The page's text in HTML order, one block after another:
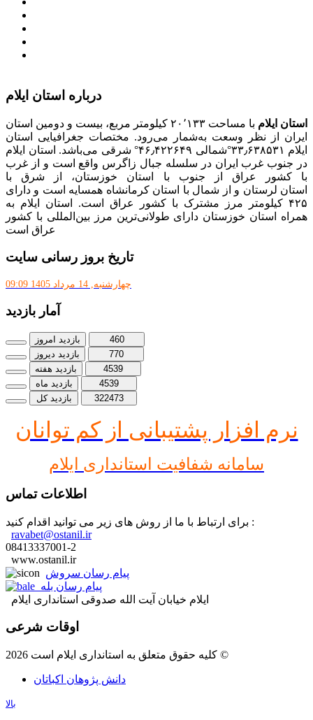
درباره استان ایلام
استان ایلام
با مساحت ۲۰٬۱۳۳ کیلومتر مربع، بیست و دومین استان
ایران از نظر وسعت به‌شمار می‌رود. مختصات جغرافیایی استان
ایلام ۳۳٫۶۳۸۵۳۱°شمالی ۴۶٫۴۲۲۶۴۹° شرقی می‌باشد. استان ایلام
در جنوب غرب ایران در سلسله جبال زاگرس واقع است و از غرب
با کشور عراق از جنوب با استان خوزستان، از شرق با
استان لرستان و از شمال با استان کرمانشاه همسایه است و دارای
۴۲۵ کیلومتر مرز مشترک با کشور عراق است. استان ایلام به
همراه استان خوزستان دارای طولانی‌ترین مرز بین‌المللی با کشور
عراق است
تاریخ بروز رسانی سایت
چهارشنبه, 14 مرداد 1405 09:09
آمار بازدید
بازدید امروز
460
بازدید دیروز
770
بازدید هفته
4539
بازدید ماه
4539
بازدید کل
322473
نرم افز ار پشتیبانی از کم توانان
سامانه شفافیت استانداری ایلام
اطلاعات تماس
برای ارتباط با ما از روش های زیر می توانید اقدام کنید :
ravabet@ostanil.ir
08413337001-2
www.ostanil.ir
پیام رسان سروش
پیام رسان بله
ایلام خیابان آیت الله صدوقی استانداری ایلام
اوقات شرعی
کلیه حقوق متعلق به استانداری ایلام است 2026 ©
دانش پژوهان اکباتان
بالا